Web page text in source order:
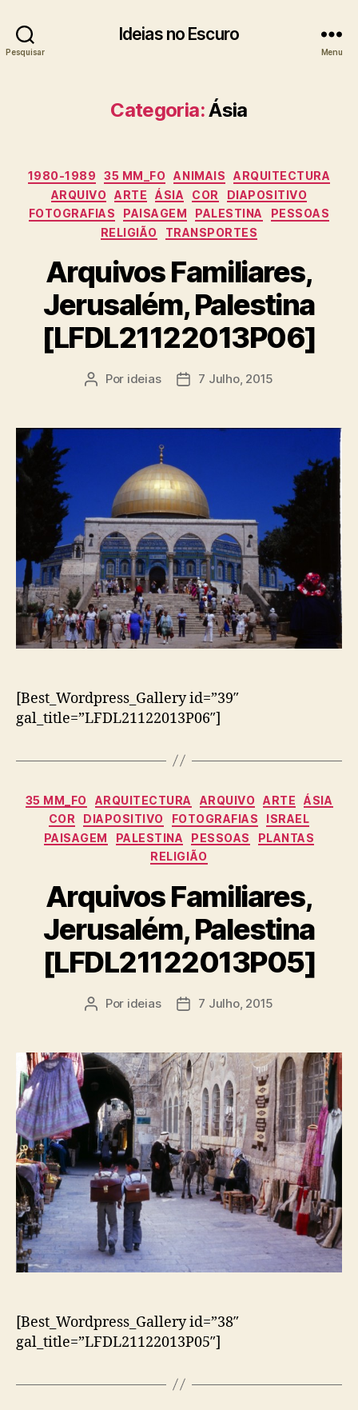
Pesquisar
Ideias no Escuro
Menu
Categoria:Ásia
Categorias
1980-1989 35 MM_FO ANIMAIS
ARQUITECTURA
ARQUIVO ARTE ÁSIA COR
DIAPOSITIVO
FOTOGRAFIAS
PAISAGEM PALESTINA
PESSOAS
RELIGIÃO
TRANSPORTES
Arquivos Familiares,
Jerusalém, Palestina
[LFDL21122013P06]
Autor
Por ideias
Data7 Julho, 2015
[Best_Wordpress_Gallery id=”39″
gal_title=”LFDL21122013P06″]
Categorias
35 MM_FO ARQUITECTURA ARQUIVO ARTE
ÁSIA
COR
DIAPOSITIVO FOTOGRAFIAS
ISRAEL
PAISAGEM
PALESTINA PESSOAS
PLANTAS
RELIGIÃO
Arquivos Familiares,
Jerusalém, Palestina
[LFDL21122013P05]
Autor
Por ideias
Data7 Julho, 2015
[Best_Wordpress_Gallery id=”38″
gal_title=”LFDL21122013P05″]